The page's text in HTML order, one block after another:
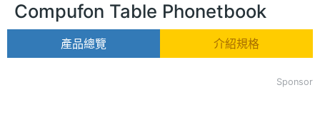
Compufon Table Phonetbook
產品總覽 介紹規格
Sponsor